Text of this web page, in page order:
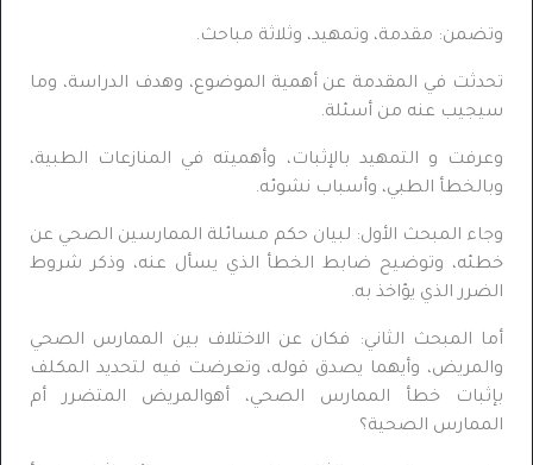
وتضمن: مقدمة، وتمهيد، وثلاثة مباحث.
تحدثت في المقدمة عن أهمية الموضوع، وهدف الدراسة، وما
سيجيب عنه من أسئلة.
وعرفت و التمهيد بالإثبات، وأهميته في المنازعات الطبية،
وبالخطأ الطبي، وأسباب نشوئه.
وجاء المبحث الأول: لبيان حكم مسائلة الممارسين الصحي عن
خطئه، وتوضيح ضابط الخطأ الذي يسأل عنه، وذكر شروط
الضرر الذي يؤاخذ به.
أما المبحث الثاني: فكان عن الاختلاف بين الممارس الصحي
والمريض، وأيهما يصدق قوله، وتعرضت فيه لتحديد المكلف
بإثبات خطأ الممارس الصحي، أهوالمريض المتضرر أم
الممارس الصحية؟